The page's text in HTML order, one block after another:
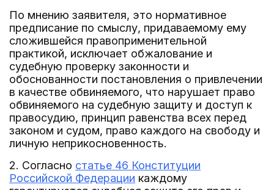
По мнению заявителя, это нормативное
предписание по смыслу, придаваемому ему
сложившейся правоприменительной
практикой, исключает обжалование и
судебную проверку законности и
обоснованности постановления о привлечении
в качестве обвиняемого, что нарушает право
обвиняемого на судебную защиту и доступ к
правосудию, принцип равенства всех перед
законом и судом, право каждого на свободу и
личную неприкосновенность.
2. Согласно статье 46 Конституции
Российской Федерации каждому